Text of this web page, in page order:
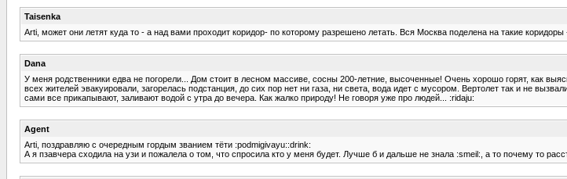
Taisenka
Arti, может они летят куда то - а над вами проходит коридор- по которому разрешено летать. Вся Москва поделена на такие
Dana
У меня родственники едва не погорели... Дом стоит в лесном массиве, сосны 200-летние, высоченные! Очень хорошо горят, как
всех жителей эвакуировали, загорелась подстанция, до сих пор нет ни газа, ни света, вода идет с мусором. Вертолет так и не
сами все прикапывают, заливают водой с утра до вечера. Как жалко природу! Не говоря уже про людей... :ridaju:
Agent
Arti, поздравляю с очередным гордым званием тёти :podmigivayu::drink:
А я пзавчера сходила на узи и пожалела о том, что спросила кто у меня будет. Лучше б и дальше не знала :smeil:, а то почему то